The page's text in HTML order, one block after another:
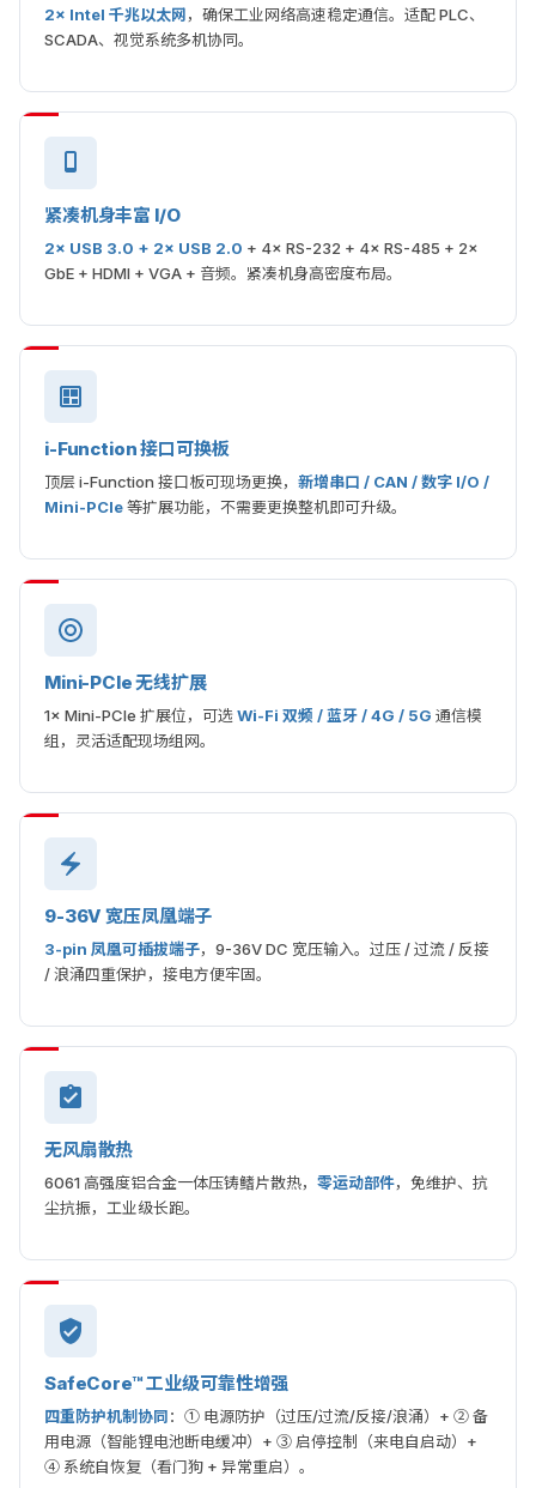
2× Intel 千兆以太网，确保工业网络高速稳定通信。适配 PLC、
SCADA、视觉系统多机协同。
紧凑机身丰富 I/O
2× USB 3.0 + 2× USB 2.0 + 4× RS-232 + 4× RS-485 + 2×
GbE + HDMI + VGA + 音频。紧凑机身高密度布局。
i-Function 接口可换板
顶层 i-Function 接口板可现场更换， 新增串口 / CAN / 数字 I/O /
Mini-PCIe等扩展功能，不需要更换整机即可升级。
Mini-PCIe 无线扩展
1× Mini-PCIe 扩展位，可选Wi-Fi 双频 / 蓝牙 / 4G / 5G 通信模
组，灵活适配现场组网。
9-36V 宽压凤凰端子
3-pin 凤凰可插拔端子，9-36V DC 宽压输入。过压 / 过流 / 反接
/ 浪涌四重保护，接电方便牢固。
无风扇散热
6061 高强度铝合金一体压铸鳍片散热， 零运动部件，免维护、抗
尘抗振，工业级长跑。
SafeCore™ 工业级可靠性增强
四重防护机制协同：① 电源防护（过压/过流/反接/浪涌）+ ② 备
用电源（智能锂电池断电缓冲）+ ③ 启停控制（来电自启动）+
④ 系统自恢复（看门狗 + 异常重启）。